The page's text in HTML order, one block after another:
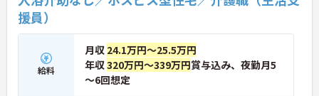
境が整っています】
・がん末期・神経難病の方に特化したホスピス型住
宅ならではの専門的なスキルを、日常業務の中で習
得することができます
・入社時は先輩スタッフの同行訪問からスタートす
るため、訪問介護未経験の方も安心して業務に慣れ
ることができます
援員）
給料
月収 24.1万円～25.5万円
年収320万円～339万円賞与込み、夜勤月5
～6回想定